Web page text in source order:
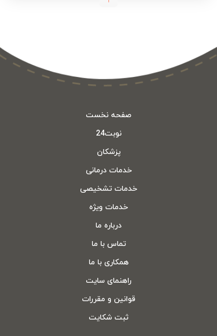
صفحه نخست
نوبت24
پزشکان
خدمات درمانی
خدمات تشخیصی
خدمات ویژه
درباره ما
تماس با ما
همکاری با ما
راهنمای سایت
قوانین و مقررات
ثبت شکایت